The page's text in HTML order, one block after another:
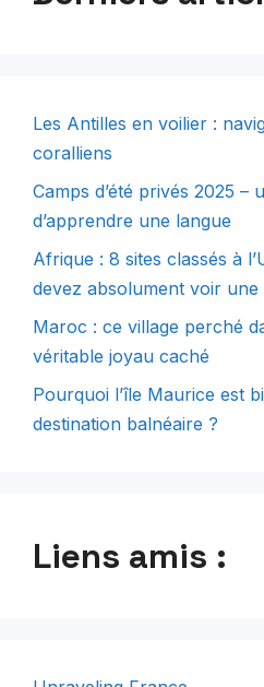
Les Antilles en voilier :
coralliens
Camps d’été privés 2025 –
d’apprendre une langue
Afrique : 8 sites classés à
devez absolument voir
Maroc : ce village perché
véritable joyau caché
Pourquoi l’île Maurice est
destination balnéaire ?
Liens amis :